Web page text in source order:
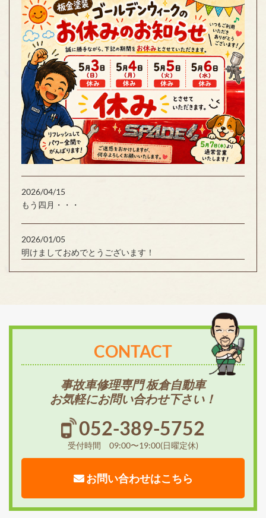
2026/04/15
もう四月・・・
2026/01/05
明けましておめでとうございます！
CONTACT
事故車修理専門 板倉自動車
お気軽にお問い合わせ下さい！
052-389-5752
受付時間 09:00〜19:00(日曜定休)
お問い合わせはこちら